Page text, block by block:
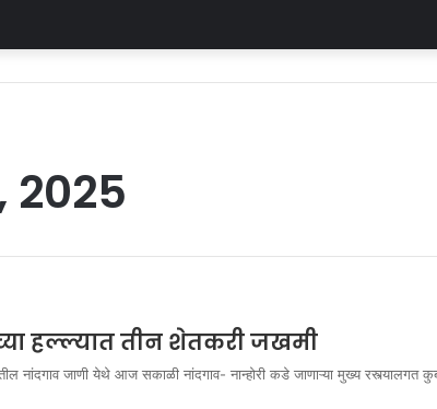
2025
हल्ल्यात तीन शेतकरी जखमी
नांदगाव जाणी येथे आज सकाळी नांदगाव- नान्होरी कडे जाणाऱ्या मुख्य रस्त्यालगत